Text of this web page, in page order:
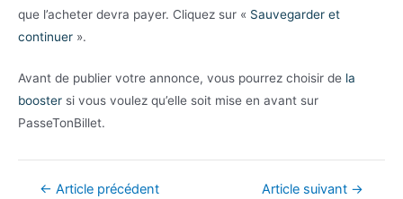
que l’acheter devra payer. Cliquez sur « Sauvegarder et
continuer ».
Avant de publier votre annonce, vous pourrez choisir de la
booster si vous voulez qu’elle soit mise en avant sur
PasseTonBillet.
Navigation
← Article précédent Article suivant →